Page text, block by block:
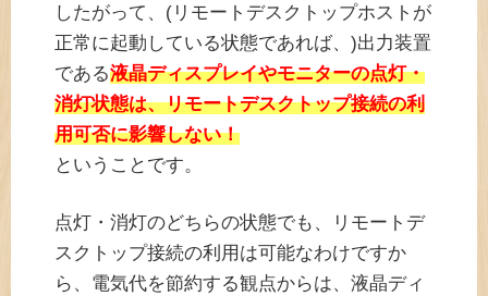
したがって、(リモートデスクトップホストが
正常に起動している状態であれば、)出力装置
である液晶ディスプレイやモニターの点灯・
消灯状態は、リモートデスクトップ接続の利
用可否に影響しない！
ということです。
点灯・消灯のどちらの状態でも、リモートデ
スクトップ接続の利用は可能なわけですか
ら、電気代を節約する観点からは、液晶ディ